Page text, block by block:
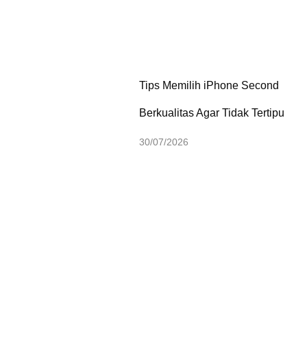
Tips Memilih iPhone Second
Berkualitas Agar Tidak Tertipu
30/07/2026